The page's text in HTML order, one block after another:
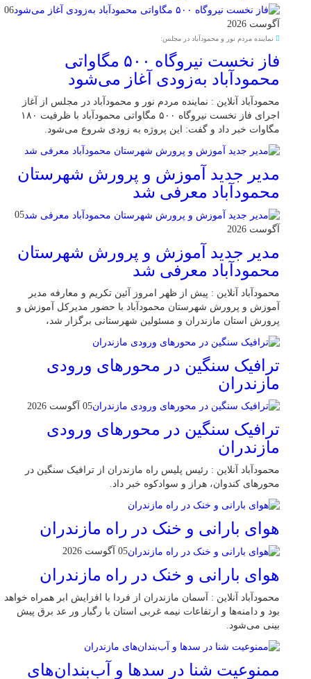
06
آگوست 2026
نماینده مردم نور و محمودآباد در مجلس:
فاز نخست نیروگاه ۵۰۰ مگاواتی
محمودآباد به‌زودی آغاز می‌شود
محمودآباد آنلاین : نماینده مردم نور و محمودآباد در مجلس از آغاز
اجرای فاز نخست نیروگاه ۵۰۰ مگاواتی محمودآباد با ظرفیت ۱۸۰
مگاوات خبر داد و گفت: این پروژه به زودی شروع می‌شود.
مدیر جدید آموزش و پرورش شهرستان
محمودآباد معرفی شد
05
آگوست 2026
مدیر جدید آموزش و پرورش شهرستان
محمودآباد معرفی شد
محمودآباد آنلاین : پیش از ظهر امروز آئین تکریم و معارفه مدیر
آموزش و پرورش شهرستان محمودآباد با حضور مدیرکل آموزش و
پرورش استان مازندران و مسئولین شهرستانی برگزار شد،
ترافیک سنگین در محور‌های ورودی
مازندران
05 آگوست 2026
ترافیک سنگین در محور‌های ورودی
مازندران
محمودآباد آنلاین : رئیس پلیس راه مازندران از ترافیک سنگین در
محور‌های کندوان، هراز و سوادکوه خبر داد.
هوای بارانی و خنک در راه مازندران
05 آگوست 2026
هوای بارانی و خنک در راه مازندران
محمودآباد آنلاین : آسمان مازندران از فردا با افزایش ابر همراه خواهد
بود و دامنه‌ها و ارتفاعات نیمه غربی استان با رگبار ور عد برق پیش
بینی می‌شود.
ممنوعیت شنا در سدها و آب‌بندان‌‌های